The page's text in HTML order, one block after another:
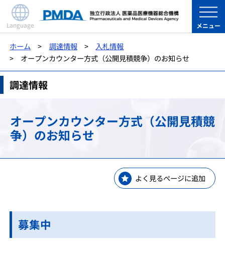
Language メニュー
ホーム 調達情報
入札情報
オープンカウンター方式（公開見積競争）のお知らせ
調達情報
オープンカウンター方式（公開見積競
争）のお知らせ
よく見るページに追加
募集中